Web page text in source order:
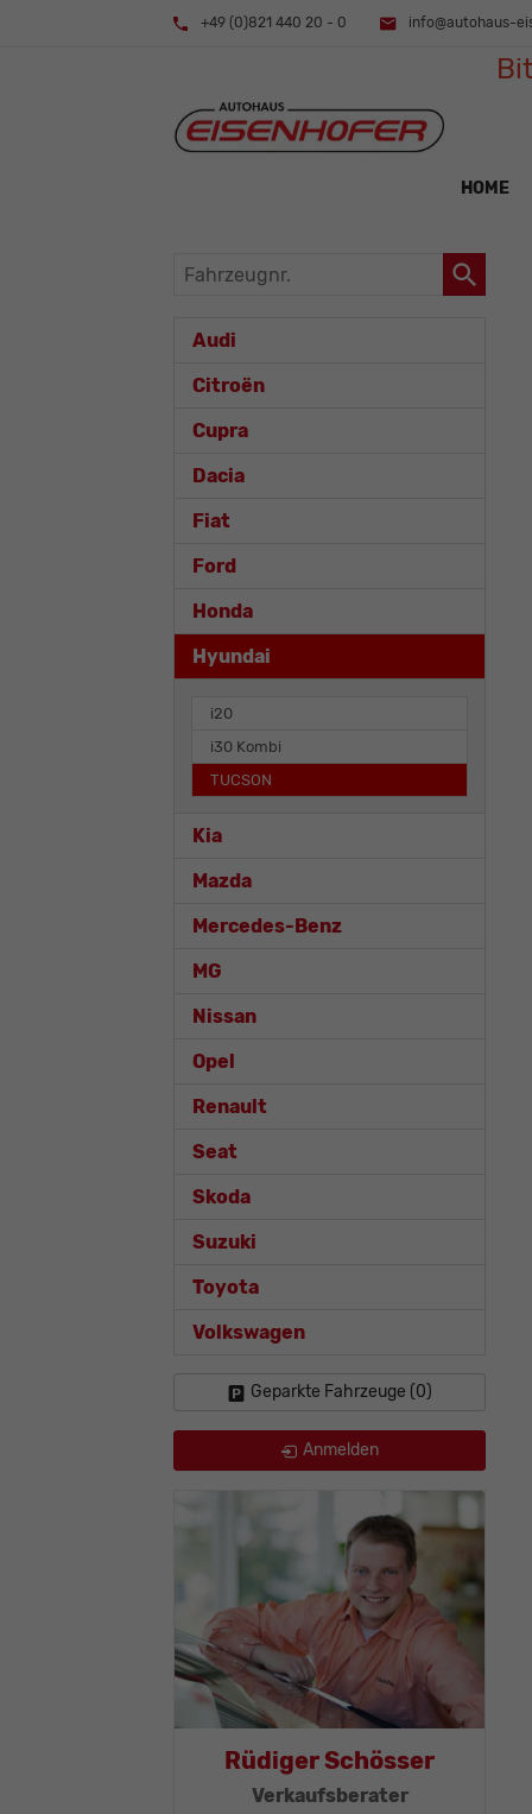
+49 (0)821 440 20 - 0 info@autohaus-
HOME
Fahrzeugnr.
Audi
Citroën
Cupra
Dacia
Fiat
Ford
Honda
Hyundai
i20
i30 Kombi
TUCSON
Kia
Mazda
Mercedes-Benz
MG
Nissan
Opel
Renault
Seat
Skoda
Suzuki
Toyota
Volkswagen
Geparkte Fahrzeuge (0)
Anmelden
Rüdiger Schösser
Verkaufsberater